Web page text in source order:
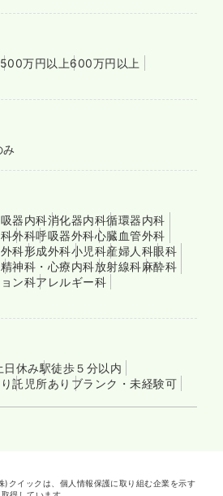
500万円以上600万円以上
み
器内科消化器内科循環器内科
外科呼吸器外科心臓血管外科
科形成外科小児科産婦人科眼科
精神科・心療内科放射線科麻酔科
ン科アレルギー科
日休み駅徒歩５分以内
託児所あり ブランク・未経験可
クイックは、個人情報保護に取り組む企業を示す